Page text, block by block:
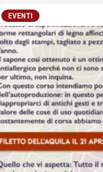
EVENTI